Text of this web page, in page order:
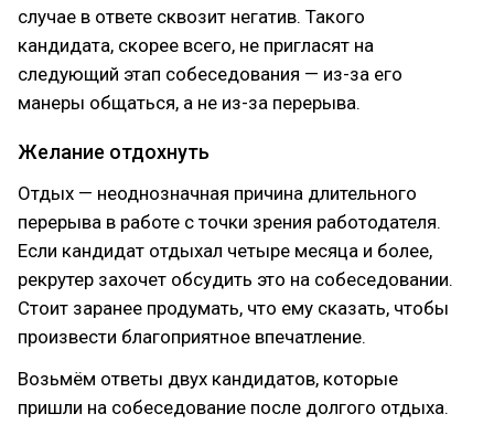
случае в ответе сквозит негатив. Такого
кандидата, скорее всего, не пригласят на
следующий этап собеседования — из-за его
манеры общаться, а не из-за перерыва.
Желание отдохнуть
Отдых — неоднозначная причина длительного
перерыва в работе с точки зрения работодателя.
Если кандидат отдыхал четыре месяца и более,
рекрутер захочет обсудить это на собеседовании.
Стоит заранее продумать, что ему сказать, чтобы
произвести благоприятное впечатление.
Возьмём ответы двух кандидатов, которые
пришли на собеседование после долгого отдыха.